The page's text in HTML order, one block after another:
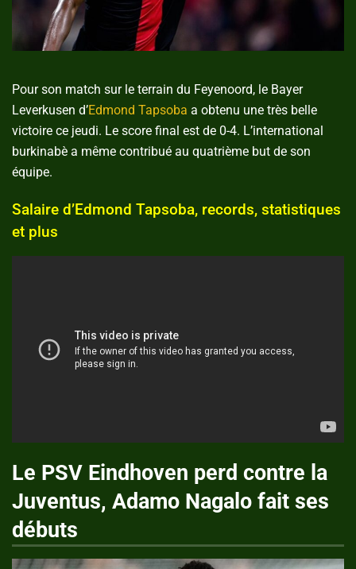
Pour son match sur le terrain du Feyenoord, le Bayer
Leverkusen d’Edmond Tapsoba a obtenu une très belle
victoire ce jeudi. Le score final est de 0-4. L’international
burkinabè a même contribué au quatrième but de son
équipe.
Salaire d’Edmond Tapsoba, records, statistiques
et plus
Le PSV Eindhoven perd contre la
Juventus, Adamo Nagalo fait ses
débuts